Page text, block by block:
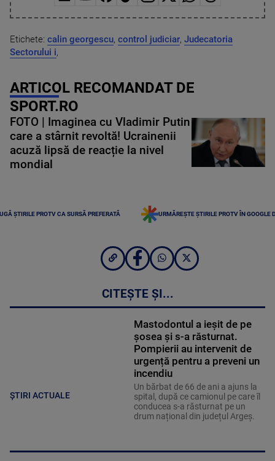
Etichete: calin georgescu, control judiciar, Judecatoria
Sectorului i,
ARTICOL RECOMANDAT DE
SPORT.RO
FOTO | Imaginea cu Vladimir Putin
care a stârnit revoltă! Ucrainenii
acuză lipsă de reacție la nivel
mondial
ȘTIRILE PROTV CA SURSĂ PREFERATĂ URMĂREȘTE ȘTIRILE PROTV ÎN GOOGLE
CITEȘTE ȘI...
ȘTIRI ACTUALE
Mastodontul a ieșit de pe
șosea și s-a răsturnat.
Pompierii au intervenit de
urgență pentru a preveni un
incendiu
Un bărbat de 66 de ani a ajuns la
spital, după ce camionul pe care îl
conducea s-a răsturnat pe un
drum național din județul Argeș.